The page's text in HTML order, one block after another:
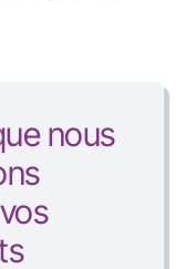
nous